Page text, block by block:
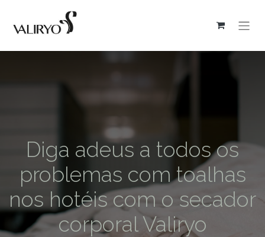
Diga adeus a todos os
problemas com toalhas
nos hotéis com o secador
corporal Valiryo